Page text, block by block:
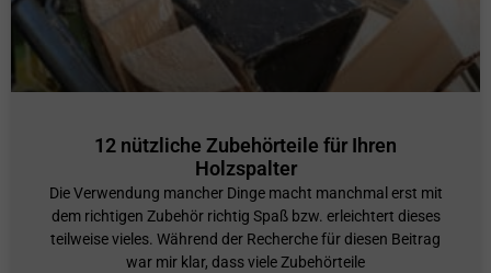
12 nützliche Zubehörteile für Ihren
Holzspalter
Die Verwendung mancher Dinge macht manchmal erst mit
dem richtigen Zubehör richtig Spaß bzw. erleichtert dieses
teilweise vieles. Während der Recherche für diesen Beitrag
war mir klar, dass viele Zubehörteile